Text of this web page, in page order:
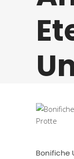
Bonifiche